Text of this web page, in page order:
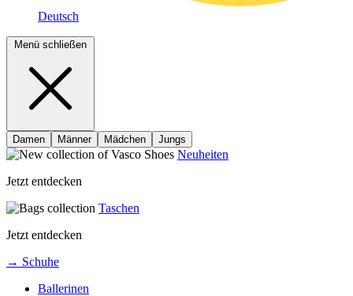
Deutsch
Menü schließen
Damen Männer Mädchen Jungs
Neuheiten
Jetzt entdecken
Taschen
Jetzt entdecken
→ Schuhe
Ballerinen